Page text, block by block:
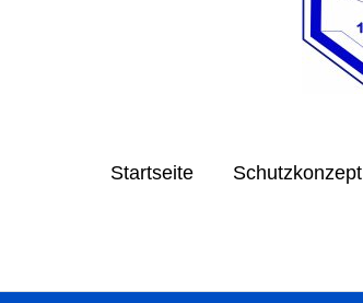
Startseite Schutzkonzept